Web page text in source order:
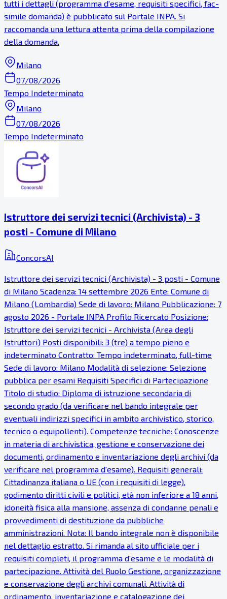
tutti i dettagli (programma d'esame, requisiti specifici, fac-
simile domanda) è pubblicato sul Portale INPA. Si
raccomanda una lettura attenta prima della compilazione
della domanda.
Milano
07/08/2026
Tempo Indeterminato
Milano
07/08/2026
Tempo Indeterminato
Istruttore dei servizi tecnici (Archivista) - 3
posti - Comune di Milano
ConcorsAI
Istruttore dei servizi tecnici (Archivista) - 3 posti - Comune
di Milano Scadenza: 14 settembre 2026 Ente: Comune di
Milano (Lombardia) Sede di lavoro: Milano Pubblicazione: 7
agosto 2026 - Portale INPA Profilo Ricercato Posizione:
Istruttore dei servizi tecnici - Archivista (Area degli
Istruttori) Posti disponibili: 3 (tre) a tempo pieno e
indeterminato Contratto: Tempo indeterminato, full-time
Sede di lavoro: Milano Modalità di selezione: Selezione
pubblica per esami Requisiti Specifici di Partecipazione
Titolo di studio: Diploma di istruzione secondaria di
secondo grado (da verificare nel bando integrale per
eventuali indirizzi specifici in ambito archivistico, storico,
tecnico o equipollenti). Competenze tecniche: Conoscenze
in materia di archivistica, gestione e conservazione dei
documenti, ordinamento e inventariazione degli archivi (da
verificare nel programma d'esame). Requisiti generali:
Cittadinanza italiana o UE (con i requisiti di legge),
godimento diritti civili e politici, età non inferiore a 18 anni,
idoneità fisica alla mansione, assenza di condanne penali e
provvedimenti di destituzione da pubbliche
amministrazioni. Nota: Il bando integrale non è disponibile
nel dettaglio estratto. Si rimanda al sito ufficiale per i
requisiti completi, il programma d'esame e le modalità di
partecipazione. Attività del Ruolo Gestione, organizzazione
e conservazione degli archivi comunali. Attività di
ordinamento, inventariazione e catalogazione dei